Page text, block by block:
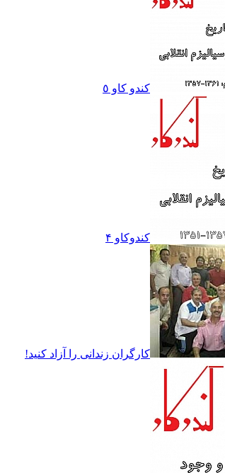
کندو کاو ٥
کندوکاو ۴
کارگران زندانى را آزاد کنيد!